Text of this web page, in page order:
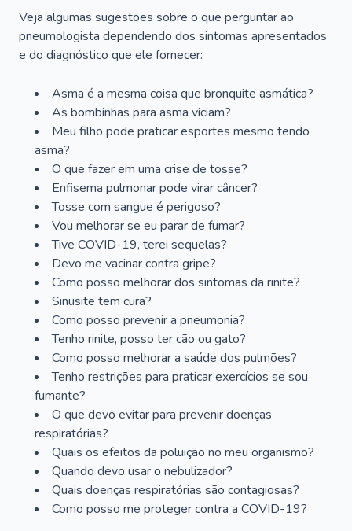
Veja algumas sugestões sobre o que perguntar ao
pneumologista dependendo dos sintomas apresentados
e do diagnóstico que ele fornecer:
Asma é a mesma coisa que bronquite asmática?
As bombinhas para asma viciam?
Meu filho pode praticar esportes mesmo tendo
asma?
O que fazer em uma crise de tosse?
Enfisema pulmonar pode virar câncer?
Tosse com sangue é perigoso?
Vou melhorar se eu parar de fumar?
Tive COVID-19, terei sequelas?
Devo me vacinar contra gripe?
Como posso melhorar dos sintomas da rinite?
Sinusite tem cura?
Como posso prevenir a pneumonia?
Tenho rinite, posso ter cão ou gato?
Como posso melhorar a saúde dos pulmões?
Tenho restrições para praticar exercícios se sou
fumante?
O que devo evitar para prevenir doenças
respiratórias?
Quais os efeitos da poluição no meu organismo?
Quando devo usar o nebulizador?
Quais doenças respiratórias são contagiosas?
Como posso me proteger contra a COVID-19?